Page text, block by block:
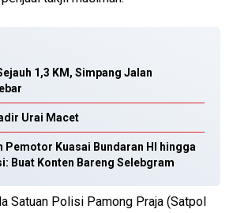
1,3 KM, Simpang Jalan
Urai Macet
Pemotor Kuasai Bundaran HI hingga
Buat Konten Bareng Selebgram
Satuan Polisi Pamong Praja (Satpol